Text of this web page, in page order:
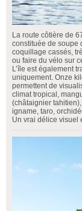
La route côtière de
constituée de soupe
coquillage cassés,
ou faire du vélo sur
L’île est également
uniquement. Onze
permettent de
climat tropical,
(châtaignier tahitien),
igname, taro,
Un vrai délice visuel